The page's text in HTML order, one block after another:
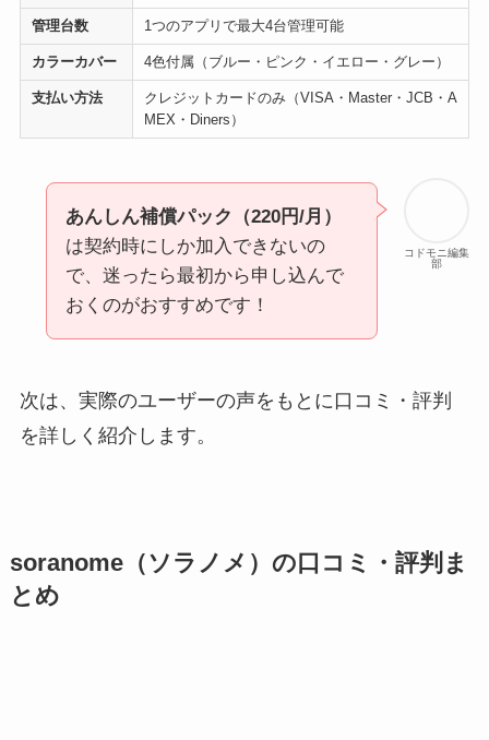
管理台数 1つのアプリで最大4台管理可能
カラーカバー 4色付属（ブルー・ピンク・イエロー・グレー）
支払い方法
クレジットカードのみ（VISA・Master・JCB・A
MEX・Diners）
コドモニ編集
部
あんしん補償パック（220円/月）
は契約時にしか加入できないの
で、迷ったら最初から申し込んで
おくのがおすすめです！
次は、実際のユーザーの声をもとに口コミ・評判
を詳しく紹介します。
soranome（ソラノメ）の口コミ・評判ま
とめ